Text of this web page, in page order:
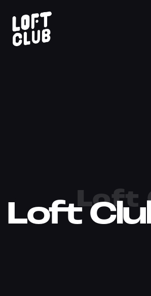
LoftLoft